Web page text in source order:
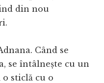
din nou
Când se
se întâlnește cu un
o sticlă cu o